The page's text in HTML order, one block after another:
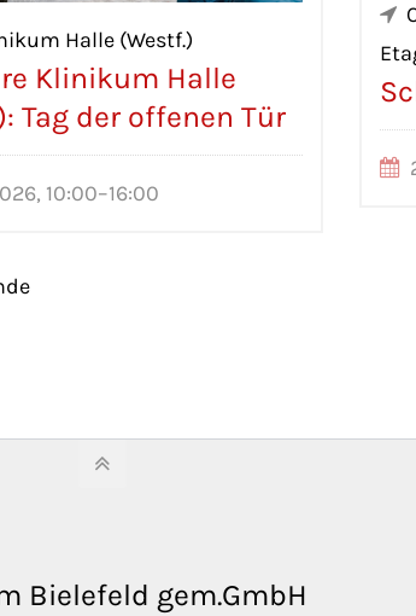
Halle (Westf.)
Klinikum Halle
Tag der offenen Tür
10:00–16:00
Bielefeld gem.GmbH